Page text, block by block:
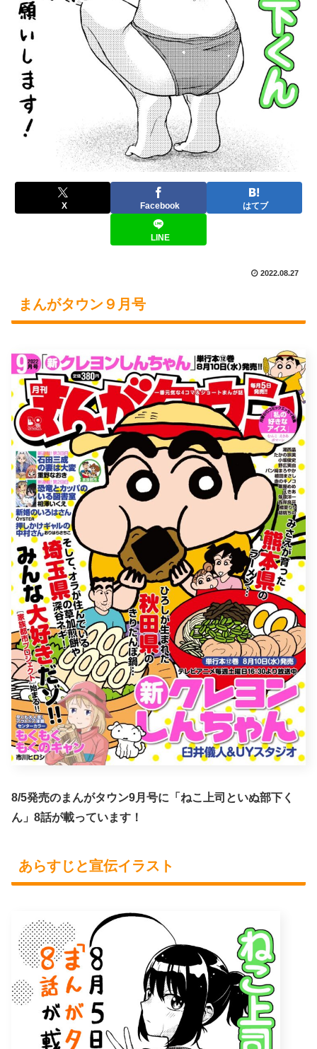
X Facebook はてブ
LINE
2022.08.27
まんがタウン９月号
8/5発売のまんがタウン9月号に「ねこ上司といぬ部下く
ん」8話が載っています！
あらすじと宣伝イラスト